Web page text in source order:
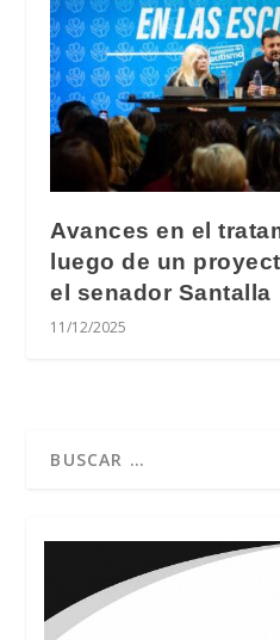
Avances en el
luego de un
el senador Santalla
11/12/2025